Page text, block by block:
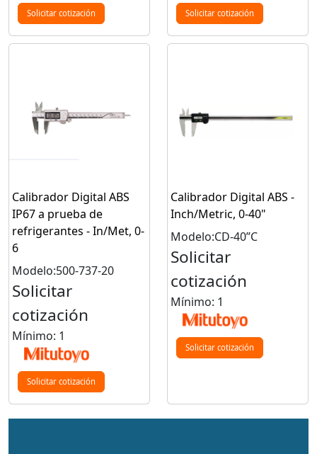
Solicitar cotización Solicitar cotización
Calibrador Digital ABS
IP67 a prueba de
refrigerantes - In/Met, 0-
6
Modelo:500-737-20
Solicitar
cotización
Mínimo: 1
Solicitar cotización
Calibrador Digital ABS -
Inch/Metric, 0-40"
Modelo:CD-40”C
Solicitar
cotización
Mínimo: 1
Solicitar cotización